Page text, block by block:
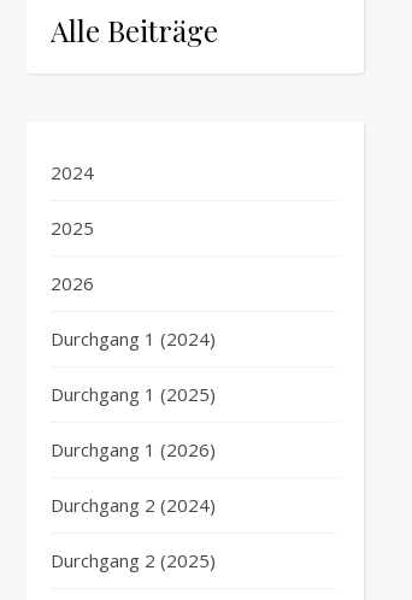
Alle Beiträge
2024
2025
2026
Durchgang 1 (2024)
Durchgang 1 (2025)
Durchgang 1 (2026)
Durchgang 2 (2024)
Durchgang 2 (2025)